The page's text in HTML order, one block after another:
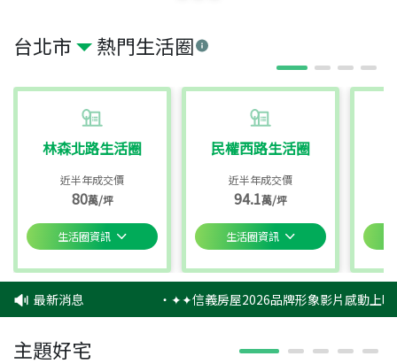
台北市 熱門生活圈
林森北路生活圈
近半年成交價
80萬/坪
生活圈資訊
民權西路生活圈
近半年成交價
94.1萬/坪
生活圈資訊
最新消息 ‧✦✦信義房屋2026品牌形象影片感動上
主題好宅